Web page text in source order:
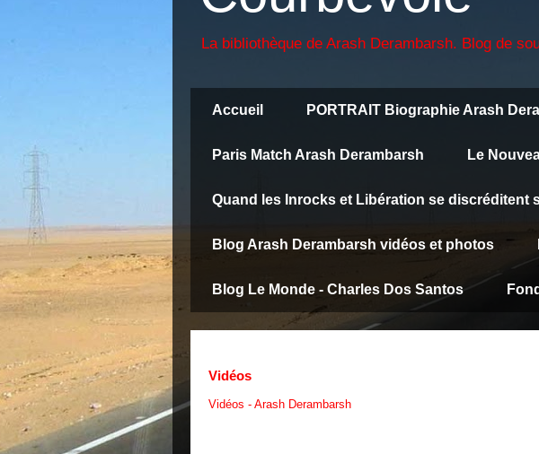
La bibliothèque de Arash Derambarsh. Blog de
Accueil PORTRAIT Biographie Arash
Paris Match Arash Derambarsh Le
Quand les Inrocks et Libération se discréditent
Blog Arash Derambarsh vidéos et photos
Blog Le Monde - Charles Dos Santos
Vidéos
Vidéos - Arash Derambarsh